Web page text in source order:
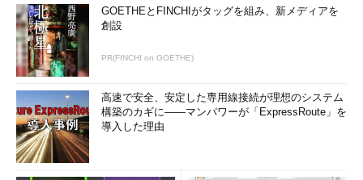
GOETHEとFINCHIがタッグを組み、新メディアを
創設
PR(FINCHI on GOETHE)
高速で安全、安定した専用線接続が理想のシステム
構築のカギに――マンパワーが「ExpressRoute」を
導入した理由